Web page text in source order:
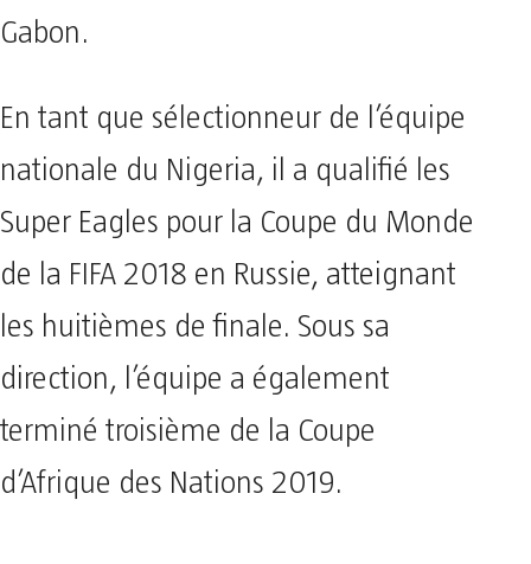
Gabon.
En tant que sélectionneur de l’équipe
nationale du Nigeria, il a qualifié les
Super Eagles pour la Coupe du Monde
de la FIFA 2018 en Russie, atteignant
les huitièmes de finale. Sous sa
direction, l’équipe a également
terminé troisième de la Coupe
d’Afrique des Nations 2019.